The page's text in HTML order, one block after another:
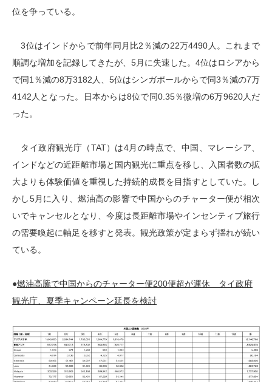
位を争っている。
3位はインドからで前年同月比2％減の22万4490人。これまで
順調な増加を記録してきたが、5月に失速した。4位はロシアから
で同1％減の8万3182人、5位はシンガポールからで同3％減の7万
4142人となった。日本からは8位で同0.35％微増の6万9620人だ
った。
タイ政府観光庁（TAT）は4月の時点で、中国、マレーシア、
インドなどの近距離市場と国内観光に重点を移し、入国者数の拡
大よりも体験価値を重視した持続的成長を目指すとしていた。し
かし5月に入り、燃油高の影響で中国からのチャーター便が相次
いでキャンセルとなり、今度は長距離市場やインセンティブ旅行
の需要喚起に軸足を移すと発表。観光政策が定まらず揺れが続い
ている。
●燃油高騰で中国からのチャーター便200便超が運休 タイ政府
観光庁、夏季キャンペーン延長を検討